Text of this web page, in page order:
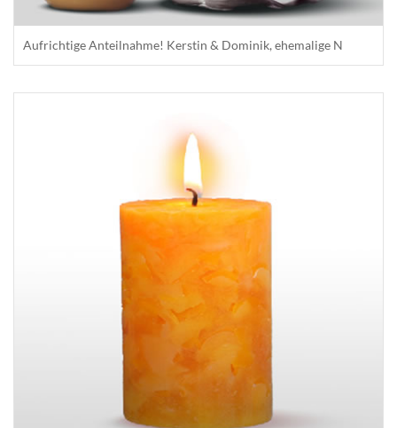
Aufrichtige Anteilnahme! Kerstin & Dominik, ehemalige N